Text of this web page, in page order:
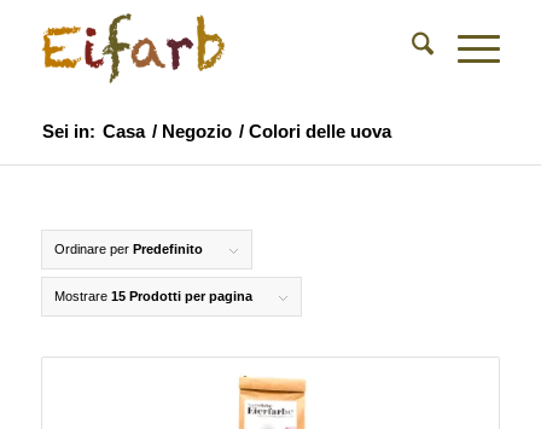
Sei in: Casa / Negozio / Colori delle uova
Ordinare per Predefinito
Mostrare 15 Prodotti per pagina